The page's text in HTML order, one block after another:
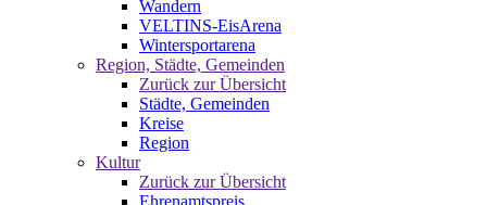
Wandern
VELTINS-EisArena
Wintersportarena
Region, Städte, Gemeinden
Zurück zur Übersicht
Städte, Gemeinden
Kreise
Region
Kultur
Zurück zur Übersicht